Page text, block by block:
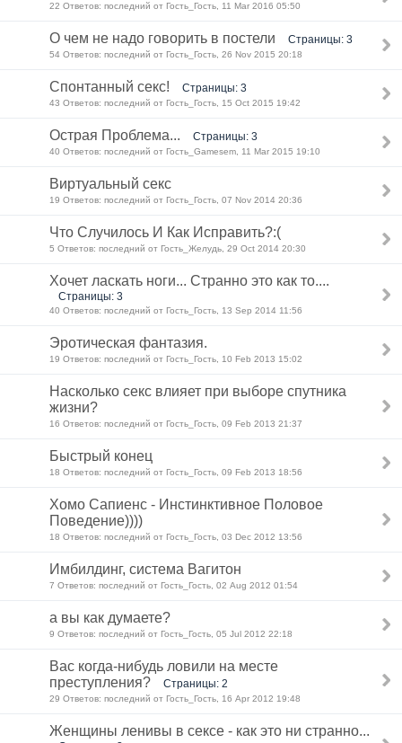
22 Ответов: последний от Гость_Гость, 11 Mar 2016 05:50
О чем не надо говорить в постели Страницы: 3
54 Ответов: последний от Гость_Гость, 26 Nov 2015 20:18
Спонтанный секс! Страницы: 3
43 Ответов: последний от Гость_Гость, 15 Oct 2015 19:42
Острая Проблема... Страницы: 3
40 Ответов: последний от Гость_Gamesem, 11 Mar 2015 19:10
Виртуальный секс
19 Ответов: последний от Гость_Гость, 07 Nov 2014 20:36
Что Случилось И Как Исправить?:(
5 Ответов: последний от Гость_Желудь, 29 Oct 2014 20:30
Хочет ласкать ноги... Странно это как то....
Страницы: 3
40 Ответов: последний от Гость_Гость, 13 Sep 2014 11:56
Эротическая фантазия.
19 Ответов: последний от Гость_Гость, 10 Feb 2013 15:02
Насколько секс влияет при выборе спутника
жизни?
16 Ответов: последний от Гость_Гость, 09 Feb 2013 21:37
Быстрый конец
18 Ответов: последний от Гость_Гость, 09 Feb 2013 18:56
Хомо Сапиенс - Инстинктивное Половое
Поведение))))
18 Ответов: последний от Гость_Гость, 03 Dec 2012 13:56
Имбилдинг, система Вагитон
7 Ответов: последний от Гость_Гость, 02 Aug 2012 01:54
а вы как думаете?
9 Ответов: последний от Гость_Гость, 05 Jul 2012 22:18
Вас когда-нибудь ловили на месте
преступления?
Страницы: 2
29 Ответов: последний от Гость_Гость, 16 Apr 2012 19:48
Женщины ленивы в сексе - как это ни странно...